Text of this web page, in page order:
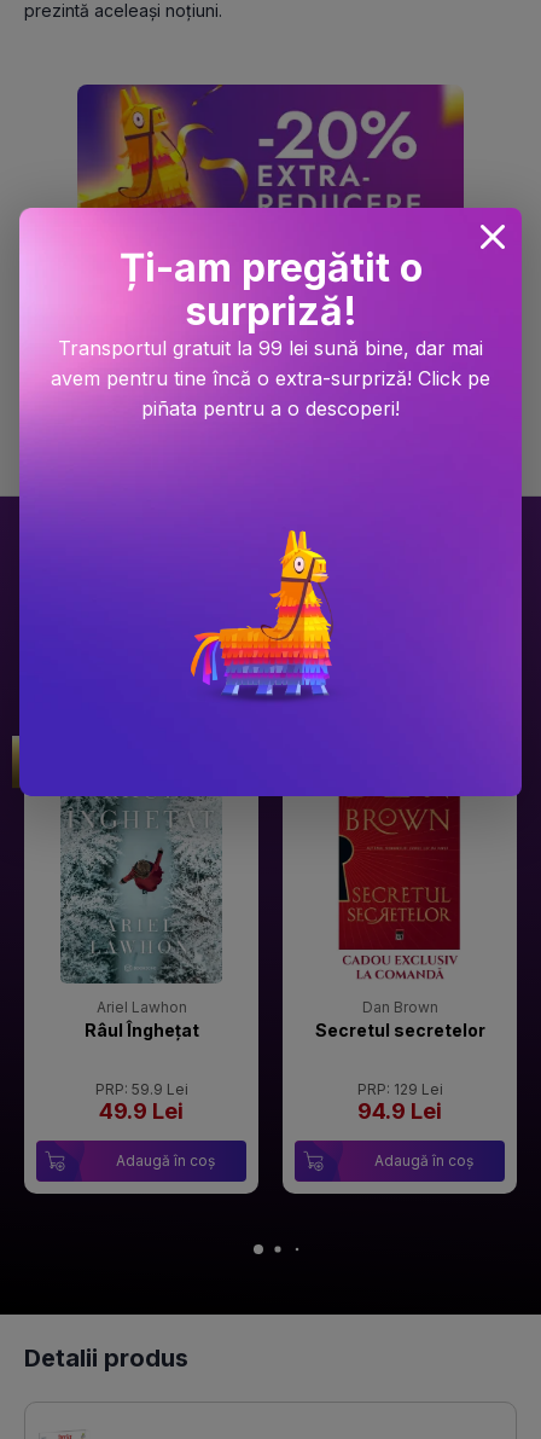
prezintă aceleași noțiuni.
Ariel Lawhon
Râul Înghețat
PRP: 59.9 Lei
49.9 Lei
Adaugă în coș
Dan Brown
Secretul secretelor
PRP: 129 Lei
94.9 Lei
Adaugă în coș
Detalii produs
Ți-am pregătit o
surpriză!
Transportul gratuit la 99 lei sună bine, dar mai
avem pentru tine încă o extra-surpriză! Click pe
piñata pentru a o descoperi!